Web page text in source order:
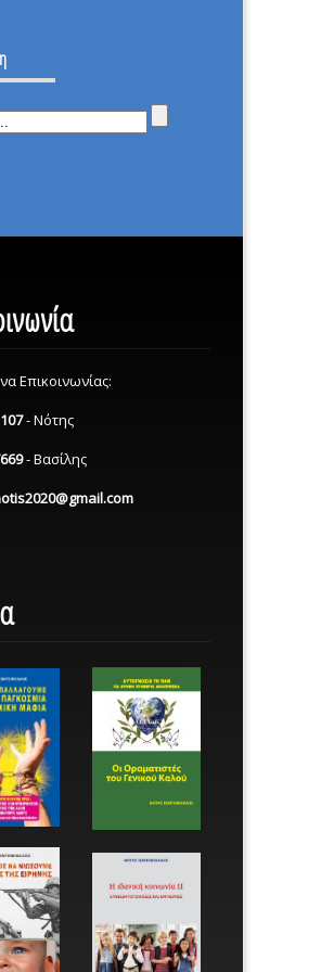
Επικοινωνίας:
- Νότης
- Βασίλης